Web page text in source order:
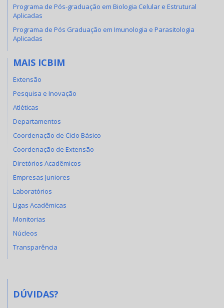
Programa de Pós-graduação em Biologia Celular e Estrutural
Aplicadas
Programa de Pós Graduação em Imunologia e Parasitologia
Aplicadas
MAIS ICBIM
Extensão
Pesquisa e Inovação
Atléticas
Departamentos
Coordenação de Ciclo Básico
Coordenação de Extensão
Diretórios Acadêmicos
Empresas Juniores
Laboratórios
Ligas Acadêmicas
Monitorias
Núcleos
Transparência
DÚVIDAS?